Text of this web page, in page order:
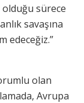
olduğu sürece
savaşına
edeceğiz.”
olan
Avrupa